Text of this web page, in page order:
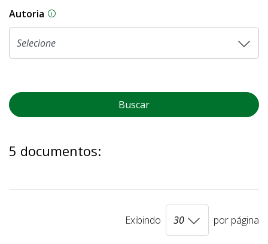
Autoria As proposições legislativas na CLDF podem
Buscar
5 documentos:
Exibindo por página